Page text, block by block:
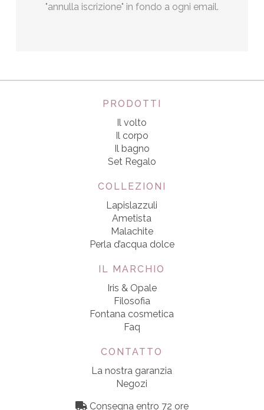
"annulla iscrizione" in fondo a ogni email.
PRODOTTI
Il volto
Il corpo
Il bagno
Set Regalo
COLLEZIONI
Lapislazzuli
Ametista
Malachite
Perla d’acqua dolce
IL MARCHIO
Iris & Opale
Filosofia
Fontana cosmetica
Faq
CONTATTO
La nostra garanzia
Negozi
Consegna entro 72 ore